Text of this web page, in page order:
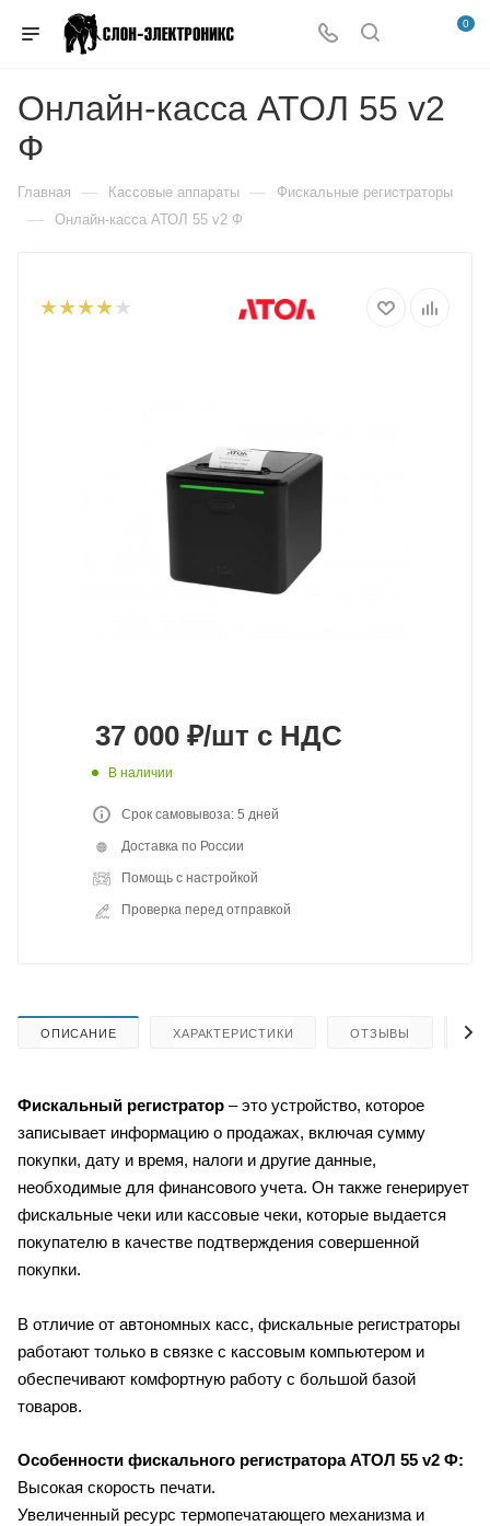
0
Онлайн-касса АТОЛ 55 v2
Ф
Главная — Кассовые аппараты — Фискальные регистраторы
— Онлайн-касса АТОЛ 55 v2 Ф
37 000 ₽/шт с НДС
В наличии
Срок самовывоза: 5 дней
Доставка по России
Помощь с настройкой
Проверка перед отправкой
ОПИСАНИЕ ХАРАКТЕРИСТИКИ ОТЗЫВЫ
Фискальный регистратор – это устройство, которое
записывает информацию о продажах, включая сумму
покупки, дату и время, налоги и другие данные,
необходимые для финансового учета. Он также генерирует
фискальные чеки или кассовые чеки, которые выдается
покупателю в качестве подтверждения совершенной
покупки.
В отличие от автономных касс, фискальные регистраторы
работают только в связке с кассовым компьютером и
обеспечивают комфортную работу с большой базой
товаров.
Особенности фискального регистратораАТОЛ 55 v2 Ф:
Высокая скорость печати.
Увеличенный ресурс термопечатающего механизма и